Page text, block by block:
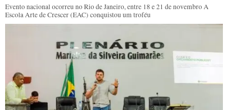
Evento nacional ocorreu no Rio de Janeiro, entre 18 e 21 de novembro A
Escola Arte de Crescer (EAC) conquistou um troféu